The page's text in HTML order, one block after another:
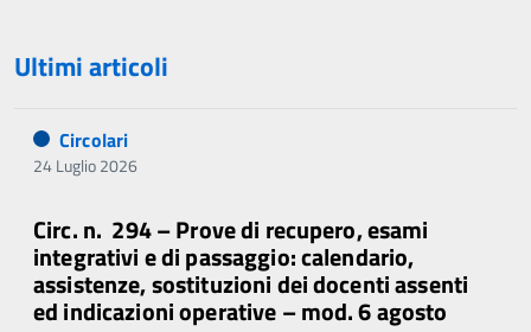
Ultimi articoli
Circolari
24 Luglio 2026
Circ. n. 294 – Prove di recupero, esami
integrativi e di passaggio: calendario,
assistenze, sostituzioni dei docenti assenti
ed indicazioni operative – mod. 6 agosto